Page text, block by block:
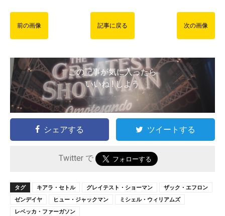
前の画像 記事に戻る 次の画像
この記事が気に入ったら
いいね ! しよう
シェアする ツイートする
Twitter で
タグ キアラ・セトル グレイテスト・ショーマン
ザック・エフロン
ゼンデイヤ
ヒュー・ジャックマン
ミシェル・ウィリアムズ
レベッカ・ファーガソン